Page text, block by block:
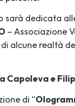
sarà dedicata
– Associazione
di alcune realtà
Capoleva e
di “